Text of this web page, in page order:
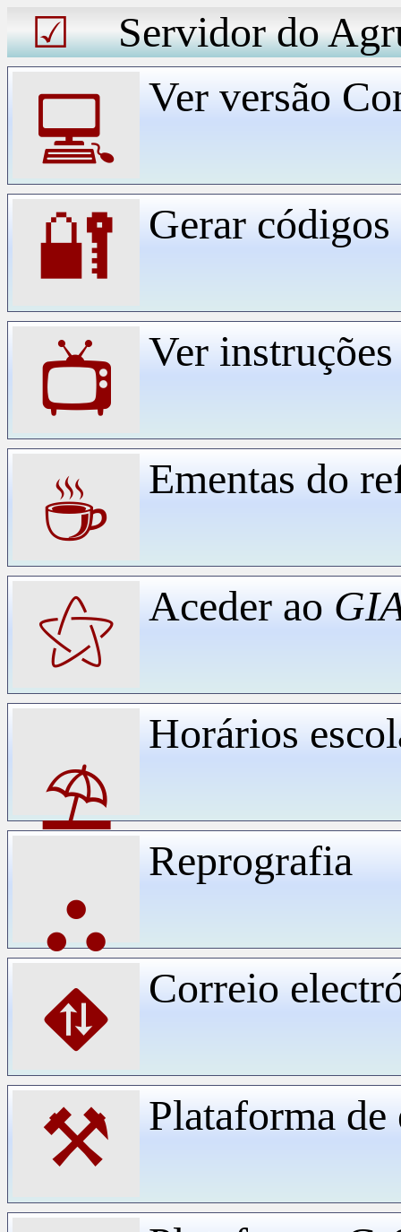
☑ Servidor do
💻 Ver versão
🔐 Gerar
📺 Ver
☕ Ementas do
⚝ Aceder ao
⛱
Horários
⛬
Reprografia
⛖ Correio
⚒ Plataforma